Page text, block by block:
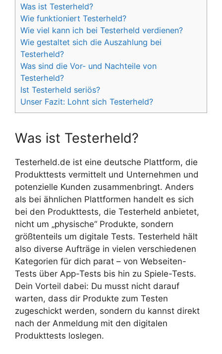
Was ist Testerheld?
Wie funktioniert Testerheld?
Wie viel kann ich bei Testerheld verdienen?
Wie gestaltet sich die Auszahlung bei
Testerheld?
Was sind die Vor- und Nachteile von
Testerheld?
Ist Testerheld seriös?
Unser Fazit: Lohnt sich Testerheld?
Was ist Testerheld?
Testerheld.de ist eine deutsche Plattform, die
Produkttests vermittelt und Unternehmen und
potenzielle Kunden zusammenbringt. Anders
als bei ähnlichen Plattformen handelt es sich
bei den Produkttests, die Testerheld anbietet,
nicht um „physische“ Produkte, sondern
größtenteils um digitale Tests. Testerheld hält
also diverse Aufträge in vielen verschiedenen
Kategorien für dich parat – von Webseiten-
Tests über App-Tests bis hin zu Spiele-Tests.
Dein Vorteil dabei: Du musst nicht darauf
warten, dass dir Produkte zum Testen
zugeschickt werden, sondern du kannst direkt
nach der Anmeldung mit den digitalen
Produkttests loslegen.